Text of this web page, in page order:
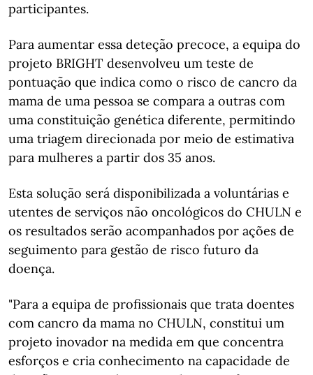
participantes.
Para aumentar essa deteção precoce, a equipa do
projeto BRIGHT desenvolveu um teste de
pontuação que indica como o risco de cancro da
mama de uma pessoa se compara a outras com
uma constituição genética diferente, permitindo
uma triagem direcionada por meio de estimativa
para mulheres a partir dos 35 anos.
Esta solução será disponibilizada a voluntárias e
utentes de serviços não oncológicos do CHULN e
os resultados serão acompanhados por ações de
seguimento para gestão de risco futuro da
doença.
"Para a equipa de profissionais que trata doentes
com cancro da mama no CHULN, constitui um
projeto inovador na medida em que concentra
esforços e cria conhecimento na capacidade de